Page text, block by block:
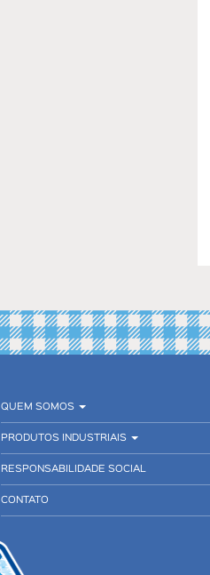
QUEM SOMOS
PRODUTOS INDUSTRIAIS
RESPONSABILIDADE SOCIAL
CONTATO